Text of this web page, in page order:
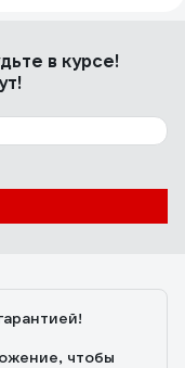
в курсе!
чтобы